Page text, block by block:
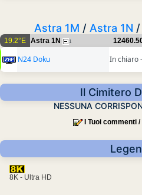
Astra 1M / Astra 1N /
19.2°E Astra 1N 1
N24 Doku In chiaro
Il Cimitero
NESSUNA
I Tuoi commenti
8K - Ultra HD